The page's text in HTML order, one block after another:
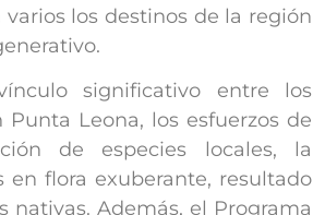
los destinos de la región
significativo entre los
Leona, los esfuerzos de
de especies locales, la
en flora exuberante, resultado
nativas. Además, el Programa